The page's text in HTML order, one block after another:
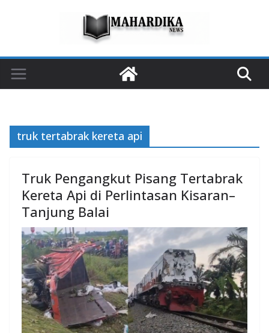
truk tertabrak kereta api
Truk Pengangkut Pisang Tertabrak
Kereta Api di Perlintasan Kisaran–
Tanjung Balai